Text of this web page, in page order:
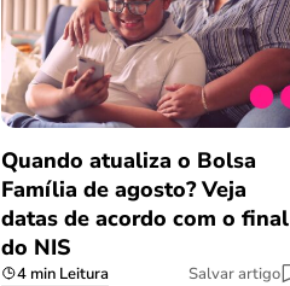
Quando atualiza o Bolsa
Família de agosto? Veja
datas de acordo com o final
do NIS
4 min Leitura Salvar artigo